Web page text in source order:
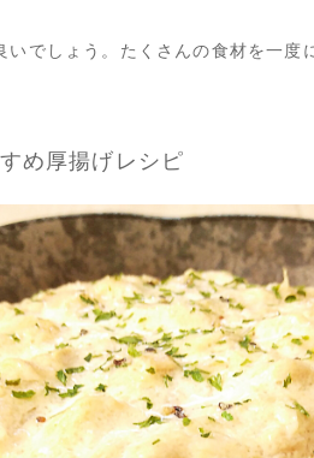
でしょう。たくさんの食材を一度
め厚揚げレシピ